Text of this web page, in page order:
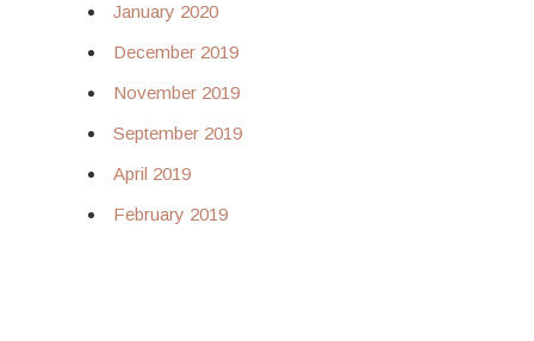
January 2020
December 2019
November 2019
September 2019
April 2019
February 2019